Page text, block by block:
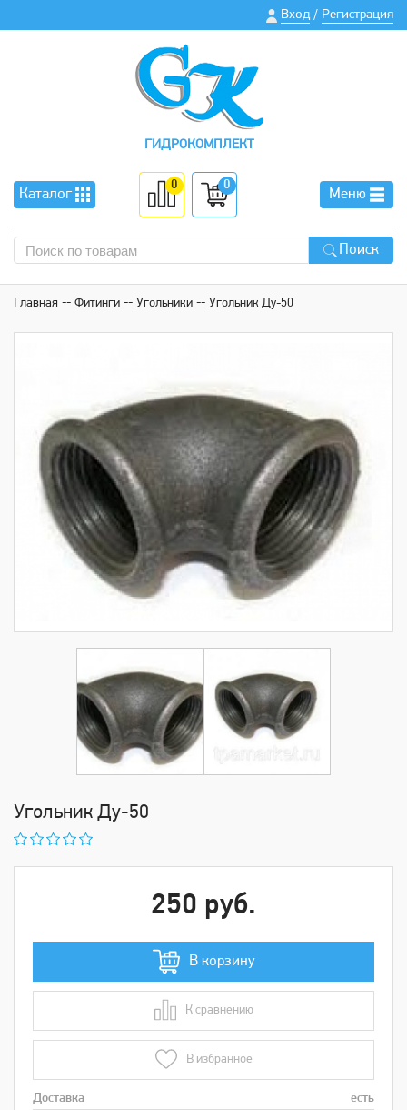
Вход / Регистрация
ГИДРОКОМПЛЕКТ
Каталог
0 0
Меню
Поиск
Главная Фитинги Угольники Угольник Ду-50
Угольник Ду-50
250 руб.
В корзину
К сравнению
В сравнении
В избранное
Доставка
есть